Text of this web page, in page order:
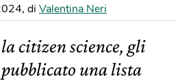
, di Valentina Neri
citizen science, gli
una lista